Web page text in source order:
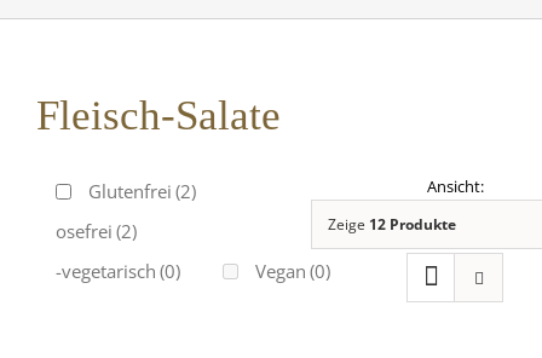
Fleisch-Salate
Glutenfrei (2)
Laktosefrei (2)
Ovo-vegetarisch (0) Vegan (0)
Zeige 12 Produkte